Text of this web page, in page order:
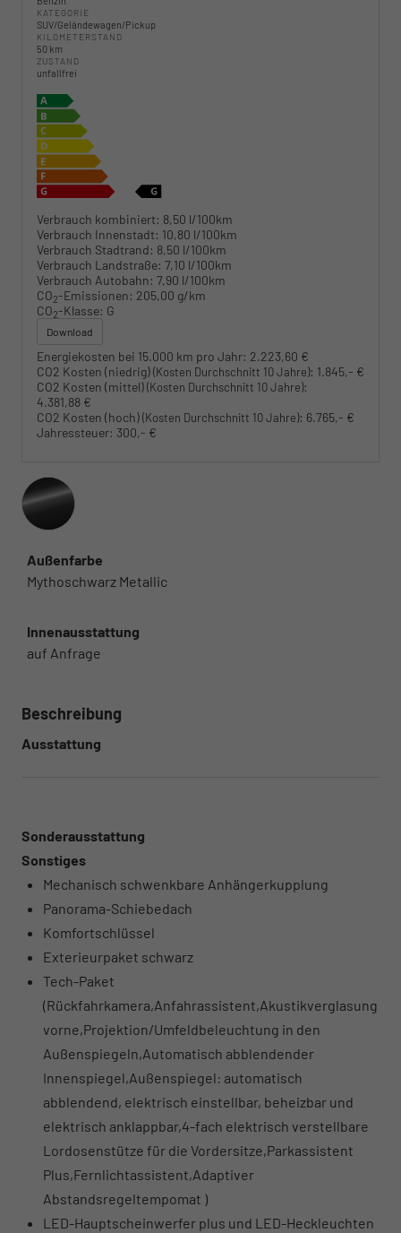
KATEGORIE
SUV/Geländewagen/Pickup
KILOMETERSTAND
50 km
ZUSTAND
unfallfrei
Verbrauch kombiniert: 8,50 l/100km
Verbrauch Innenstadt: 10,80 l/100km
Verbrauch Stadtrand: 8,50 l/100km
Verbrauch Landstraße: 7,10 l/100km
Verbrauch Autobahn: 7,90 l/100km
CO2-Emissionen: 205,00 g/km
CO2-Klasse: G
Download
Energiekosten bei 15.000 km pro Jahr: 2.223,60 €
CO2 Kosten (niedrig)(Kosten Durchschnitt 10 Jahre): 1.845,- €
CO2 Kosten (mittel)(Kosten Durchschnitt 10 Jahre):
4.381,88 €
CO2 Kosten (hoch)(Kosten Durchschnitt 10 Jahre): 6.765,- €
Jahressteuer: 300,- €
Außenfarbe
Mythoschwarz Metallic
Innenausstattung
auf Anfrage
Beschreibung
Ausstattung
Sonderausstattung
Sonstiges
Mechanisch schwenkbare Anhängerkupplung
Panorama-Schiebedach
Komfortschlüssel
Exterieurpaket schwarz
Tech-Paket
(Rückfahrkamera,Anfahrassistent,Akustikverglasung
vorne,Projektion/Umfeldbeleuchtung in den
Außenspiegeln,Automatisch abblendender
Innenspiegel,Außenspiegel: automatisch
abblendend, elektrisch einstellbar, beheizbar und
elektrisch anklappbar,4-fach elektrisch verstellbare
Lordosenstütze für die Vordersitze,Parkassistent
Plus,Fernlichtassistent,Adaptiver
Abstandsregeltempomat )
LED-Hauptscheinwerfer plus und LED-Heckleuchten